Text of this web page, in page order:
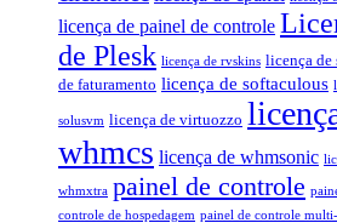
licença de painel de controle
de Plesk licença de rvskins licença de
de faturamento licença de softaculous
solusvm licença de virtuozzo
whmcs licença de whmsonic
whmxtra painel de controle
controle de hospedagem painel de controle